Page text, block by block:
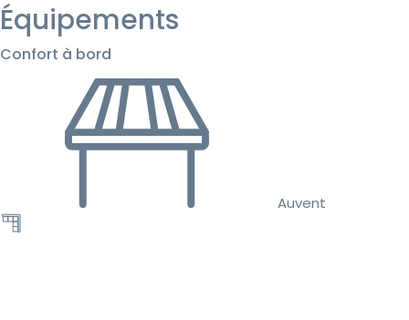
Équipements
Confort à bord
Auvent